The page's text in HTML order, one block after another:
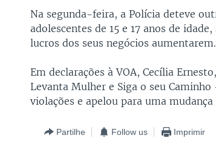
Na segunda-feira, a Polícia deteve
adolescentes de 15 e 17 anos de
lucros dos seus negócios aumentarem.
Em declarações à VOA, Cecília
Levanta Mulher e Siga o seu
violações e apelou para uma
Partilhe Follow us Imprimir